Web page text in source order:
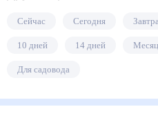
Сейчас Сегодня
10 дней 14 дней
Для садовода